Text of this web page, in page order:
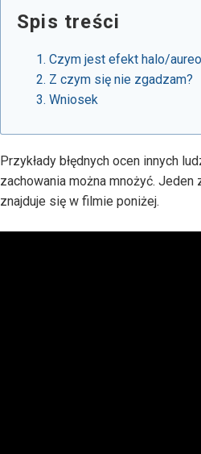
Spis treści
Czym jest efekt halo/
Z czym się nie zgadzam?
Wniosek
Przykłady błędnych ocen innych
zachowania można mnożyć. Jeden
znajduje się w filmie poniżej.